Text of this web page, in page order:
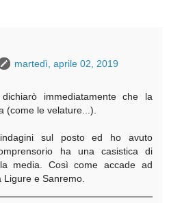
martedì, aprile 02, 2019
immediatamente che la
(come le velature...).
sul posto ed ho avuto
ha una casistica di
media. Così come accade ad
Ligure e Sanremo.